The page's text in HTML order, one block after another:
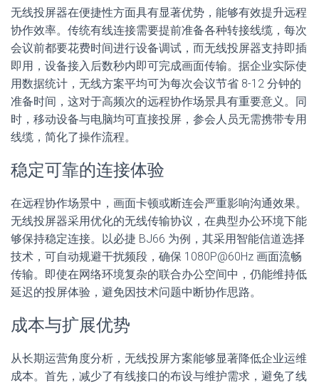
无线投屏器在便捷性方面具有显著优势，能够有效提升远程
协作效率。传统有线连接需要提前准备各种转接线缆，每次
会议前都要花费时间进行设备调试，而无线投屏器支持即插
即用，设备接入后数秒内即可完成画面传输。据企业实际使
用数据统计，无线方案平均可为每次会议节省 8-12 分钟的
准备时间，这对于高频次的远程协作场景具有重要意义。同
时，移动设备与电脑均可直接投屏，参会人员无需携带专用
线缆，简化了操作流程。
稳定可靠的连接体验
在远程协作场景中，画面卡顿或断连会严重影响沟通效果。
无线投屏器采用优化的无线传输协议，在典型办公环境下能
够保持稳定连接。以必捷 BJ66 为例，其采用智能信道选择
技术，可自动规避干扰频段，确保 1080P@60Hz 画面流畅
传输。即使在网络环境复杂的联合办公空间中，仍能维持低
延迟的投屏体验，避免因技术问题中断协作思路。
成本与扩展优势
从长期运营角度分析，无线投屏方案能够显著降低企业运维
成本。首先，减少了有线接口的布设与维护需求，避免了线